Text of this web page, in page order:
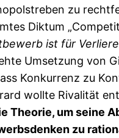
zu
Diktum
ist für
Umsetzung von
Konkurrenz zu
wollte Rivalität
Theorie, um seine
zu